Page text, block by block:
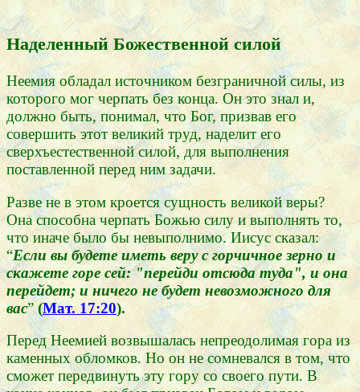
Наделенный Божественной силой
Неемия обладал источником безграничной силы, из
которого мог черпать без конца. Он это знал и,
должно быть, понимал, что Бог, призвав его
совершить этот великий труд, наделит его
сверхъестественной силой, для выполнения
поставленной перед ним задачи.
Разве не в этом кроется сущность великой веры?
Она способна черпать Божью силу и выполнять то,
что иначе было бы невыполнимо. Иисус сказал:
“Если вы будете иметь веру с горчичное зерно и
скажете горе сей: "перейди отсюда туда", и она
перейдет; и ничего не будет невозможного для
вас”(Мат. 17:20).
Перед Неемией возвышалась непреодолимая гора из
каменных обломков. Но он не сомневался в том, что
сможет передвинуть эту гору со своего пути. В